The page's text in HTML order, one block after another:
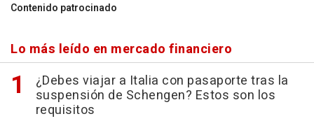
Contenido patrocinado
Lo más leído en mercado financiero
¿Debes viajar a Italia con pasaporte tras la
suspensión de Schengen? Estos son los
requisitos